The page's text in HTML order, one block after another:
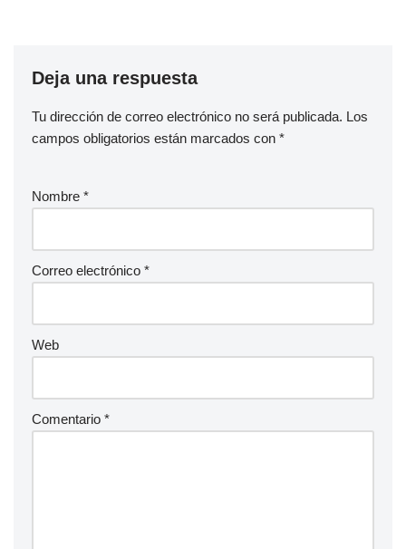
Deja una respuesta
Tu dirección de correo electrónico no será publicada. Los
campos obligatorios están marcados con *
Nombre *
Correo electrónico *
Web
Comentario *